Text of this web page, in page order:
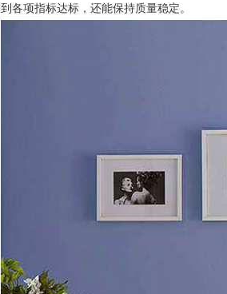
到各项指标达标，还能保持质量稳定。